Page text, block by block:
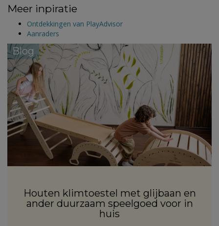
Meer inpiratie
Ontdekkingen van PlayAdvisor
Aanraders
Blog
Houten klimtoestel met glijbaan en
ander duurzaam speelgoed voor in
huis